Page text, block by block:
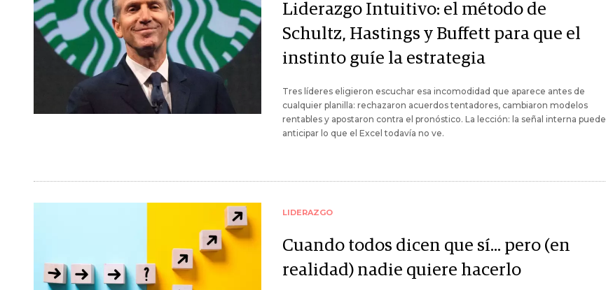
Liderazgo Intuitivo: el método de
Schultz, Hastings y Buffett para que el
instinto guíe la estrategia
Tres líderes eligieron escuchar esa incomodidad que aparece antes de
cualquier planilla: rechazaron acuerdos tentadores, cambiaron modelos
rentables y apostaron contra el pronóstico. La lección: la señal interna puede
anticipar lo que el Excel todavía no ve.
LIDERAZGO
Cuando todos dicen que sí... pero (en
realidad) nadie quiere hacerlo